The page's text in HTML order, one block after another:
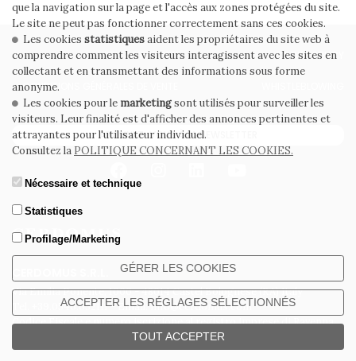
Via Emilia Ponente, 1000 - 48014 Castel Bolognese (RA) Italy
Tel. +39.0546.652111 - Email: info@cerdomus.com
Codice Fiscale e numero iscrizione al registro imprese di Ravenna
02620780391 - REA RA 217992 - Capitale Sociale Euro 20.000.000 i.v.
PRIVACY POLICY COOKIE POLICY
CONDITIONS GÉNÉRALES DE VENTE
ABONNEZ-VOUS À LA NEWSLETTER
que la navigation sur la page et l'accès aux zones protégées du site.
Le site ne peut pas fonctionner correctement sans ces cookies.
Les cookies statistiquesaident les propriétaires du site web à
comprendre comment les visiteurs interagissent avec les sites en
collectant et en transmettant des informations sous forme
anonyme.
Les cookies pour le marketingsont utilisés pour surveiller les
visiteurs. Leur finalité est d'afficher des annonces pertinentes et
attrayantes pour l'utilisateur individuel.
Consultez la POLITIQUE CONCERNANT LES COOKIES.
Nécessaire et technique
Statistiques
Profilage/Marketing
GÉRER LES COOKIES
ACCEPTER LES RÉGLAGES SÉLECTIONNÉS
TOUT ACCEPTER